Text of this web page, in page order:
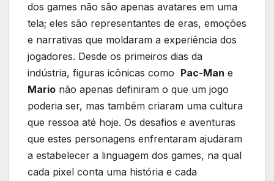
dos games ‌não são​ apenas avatares ‌em uma ​
tela; eles são‌ representantes de eras, emoções
e ⁣narrativas que moldaram‌ a experiência dos
jogadores.​ Desde os​ primeiros dias da
indústria, figuras icônicas ‌como ⁣ Pac-Man e⁢
Mario não‌ apenas definiram ‌o que um jogo
poderia ser, mas também criaram uma⁤ cultura
que ressoa até ​hoje. Os desafios e aventuras
que estes personagens enfrentaram ajudaram‌
a estabelecer a linguagem dos games, na qual
cada pixel conta uma história e ⁤cada